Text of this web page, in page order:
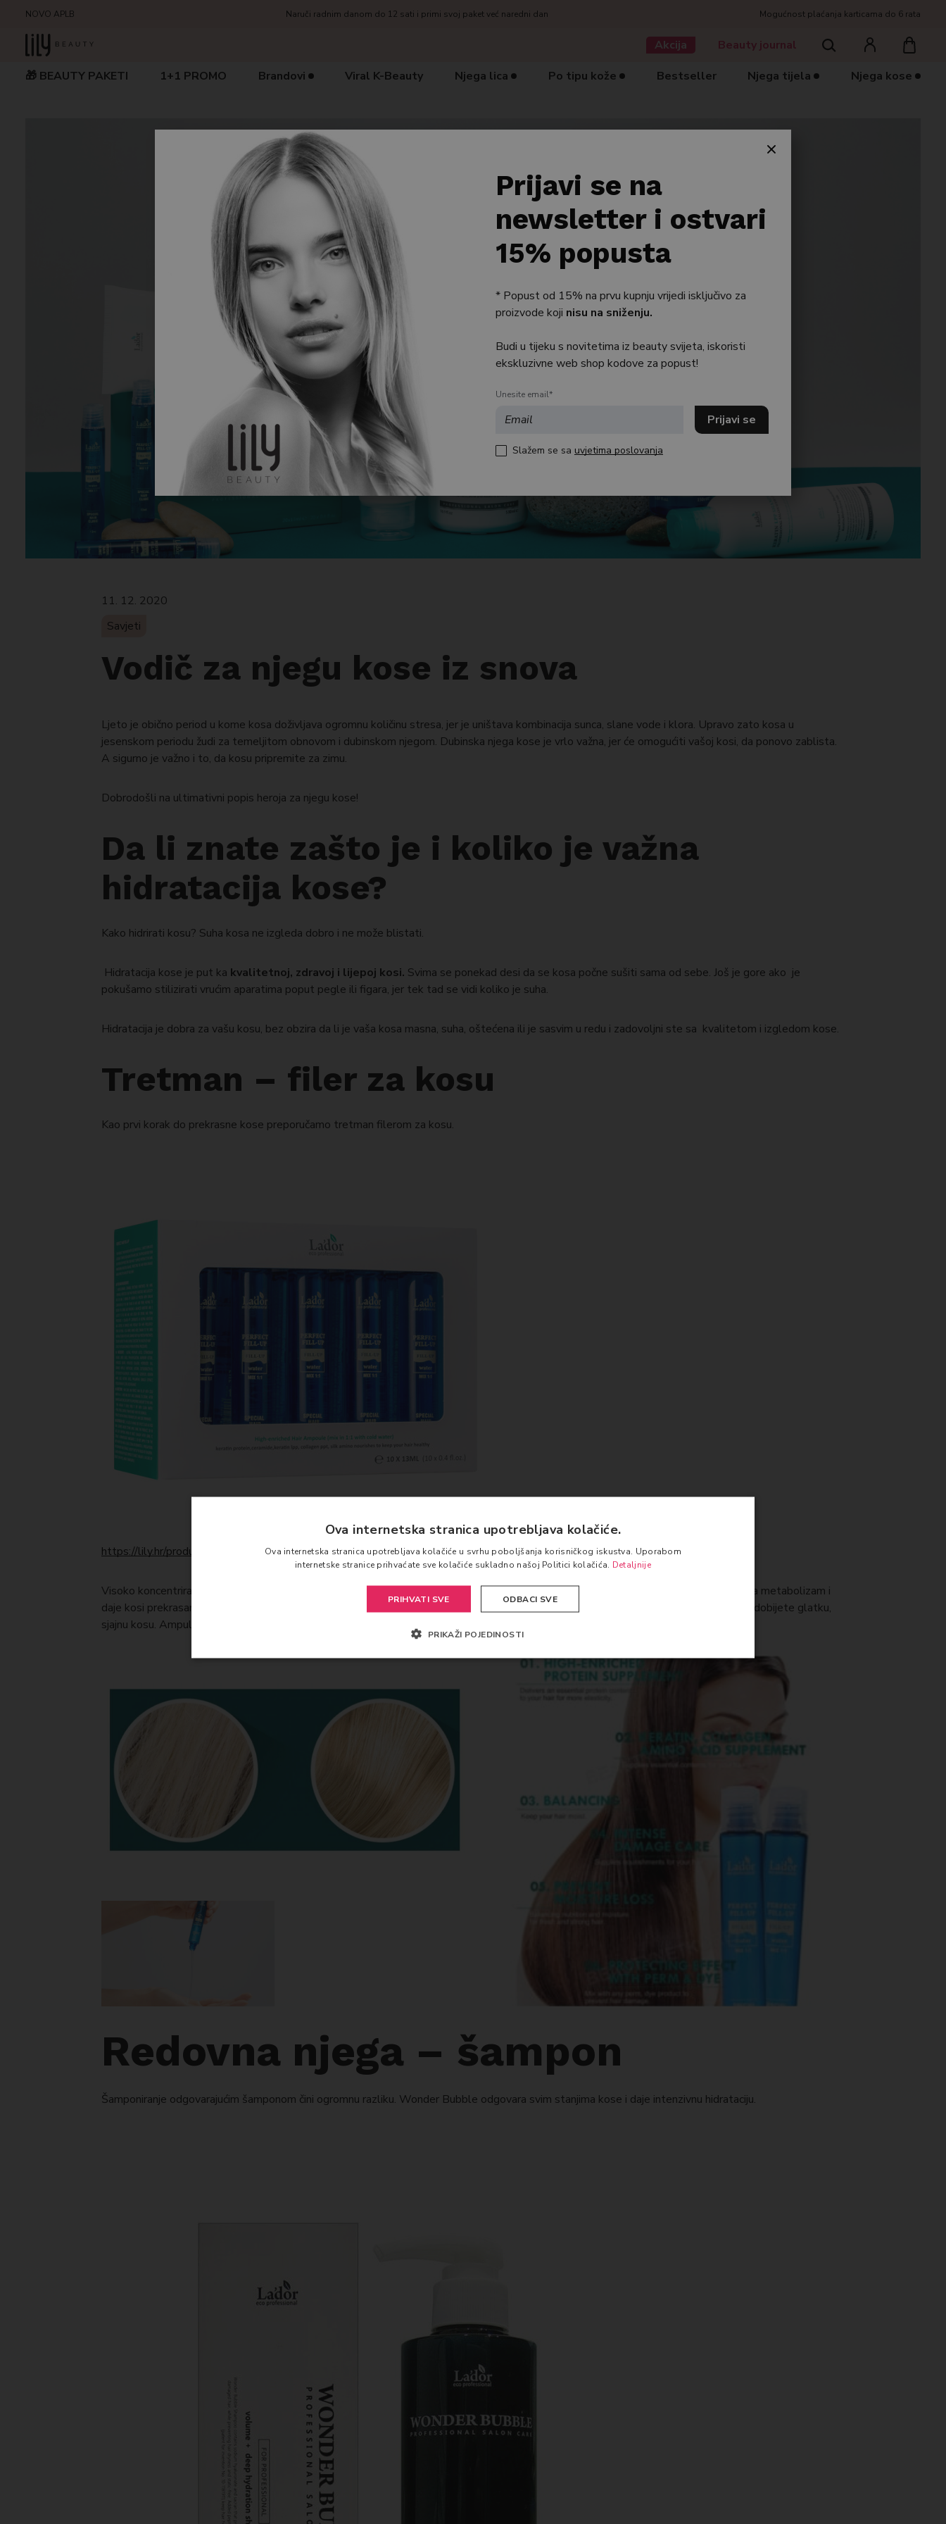
NOVO APLB Naruči radnim danom do 12 sati i primi svoj paket već naredni dan Mogućnost plaćanja karticama do 6 rata
Traziti
Akcija
Beauty journal
🎁 BEAUTY PAKETI
1+1 PROMO Brandovi Viral K-Beauty Njega lica Po tipu kože Bestseller Njega tijela Njega kose
11. 12. 2020
Savjeti
Vodič za njegu kose iz snova
Ljeto je obično period u kome kosa doživljava ogromnu količinu stresa, jer je uništava kombinacija sunca, slane vode i klora. Upravo zato kosa u
jesenskom periodu žudi za temeljitom obnovom i dubinskom njegom. Dubinska njega kose je vrlo važna, jer će omogućiti vašoj kosi, da ponovo zablista.
A sigurno je važno i to, da kosu pripremite za zimu.
Dobrodošli na ultimativni popis heroja za njegu kose!
Da li znate zašto je i koliko je važna
hidratacija kose?
Kako hidrirati kosu? Suha kosa ne izgleda dobro i ne može blistati.
Hidratacija kose je put ka kvalitetnoj, zdravoj i lijepoj kosi. Svima se ponekad desi da se kosa počne sušiti sama od sebe. Još je gore ako je
pokušamo stilizirati vrućim aparatima poput pegle ili figara, jer tek tad se vidi koliko je suha.
Hidratacija je dobra za vašu kosu, bez obzira da li je vaša kosa masna, suha, oštećena ili je sasvim u redu i zadovoljni ste sa kvalitetom i izgledom kose.
Tretman – filer za kosu
Kao prvi korak do prekrasne kose preporučamo tretman filerom za kosu.
https://lily.hr/product/perfect-hair-fill-up/
Visoko koncentrirana ampula za kosu savršena je za pomlađivanje suhe i oštećene kose. Sadrži svilu, kolagen i keratin. Kolagen aktivira metabolizam i
daje kosi prekrasan prirodni sjaj. Keratin je prirodni protein koji se već nalazi u kosi. Ovaj tretman pomaže da ga se obnovi, pomažući da dobijete glatku,
sjajnu kosu. Ampula ima djelovanje već nakon prve upotrebe. Preporučamo korištenje jednom do dva puta tjedno.
Redovna njega – šampon
Šamponiranje odgovarajućim šamponom čini ogromnu razliku. Wonder Bubble odgovara svim stanjima kose i daje intenzivnu hidrataciju.
Prijavi se na
newsletter i ostvari
15% popusta
* Popust od 15% na prvu kupnju vrijedi isključivo za
proizvode koji nisu na sniženju.
Budi u tijeku s novitetima iz beauty svijeta, iskoristi
ekskluzivne web shop kodove za popust!
Unesite email*
Slažem se sa uvjetima poslovanja
Ova internetska stranica upotrebljava kolačiće.
Ova internetska stranica upotrebljava kolačiće u svrhu poboljšanja korisničkog iskustva. Uporabom
internetske stranice prihvaćate sve kolačiće sukladno našoj Politici kolačića. Detaljnije
PRIHVATI SVE ODBACI SVE
PRIKAŽI POJEDINOSTI